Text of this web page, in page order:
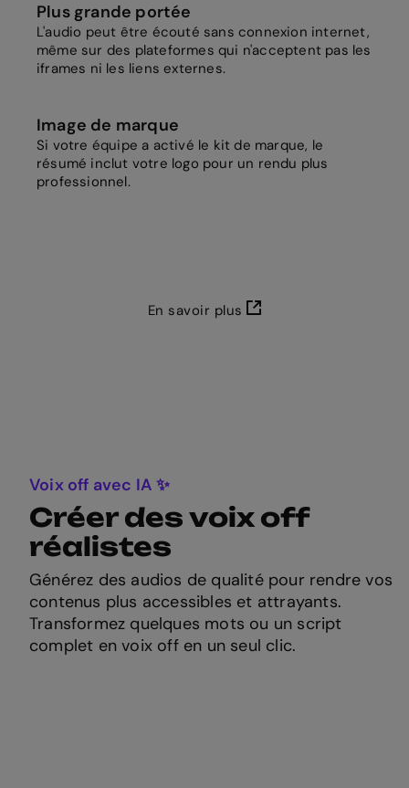
Plus grande portée
L'audio peut être écouté sans connexion internet,
même sur des plateformes qui n'acceptent pas les
iframes ni les liens externes.
Image de marque
Si votre équipe a activé le kit de marque, le
résumé inclut votre logo pour un rendu plus
professionnel.
En savoir plus
Voix off avec IA ✨
Créer des voix off
réalistes
Générez des audios de qualité pour rendre vos
contenus plus accessibles et attrayants.
Transformez quelques mots ou un script
complet en voix off en un seul clic.